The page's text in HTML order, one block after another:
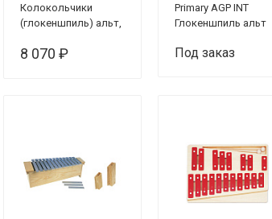
Колокольчики
(глокеншпиль) альт,
резонаторный
8 070 ₽
Primary AGP INT
Глокеншпиль альт
Под заказ